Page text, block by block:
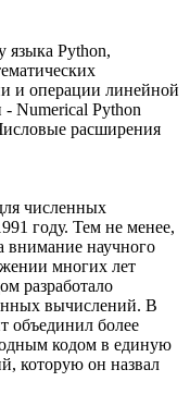
языка Python,
и операции линейной
- Numerical Python
расширения
численных
году. Тем не менее,
внимание научного
многих лет
разработало
вычислений. В
объединил более
кодом в единую
которую он назвал